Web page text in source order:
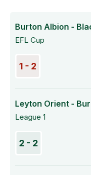
Burton Albion -
EFL Cup
1 - 2
Leyton Orient -
League 1
2 - 2